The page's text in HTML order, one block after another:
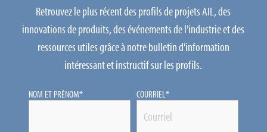
Retrouvez le plus récent des profils de projets AIL, des
innovations de produits, des événements de l'industrie et des
ressources utiles grâce à notre bulletin d'information
intéressant et instructif sur les profils.
NOM ET PRÉNOM* COURRIEL*